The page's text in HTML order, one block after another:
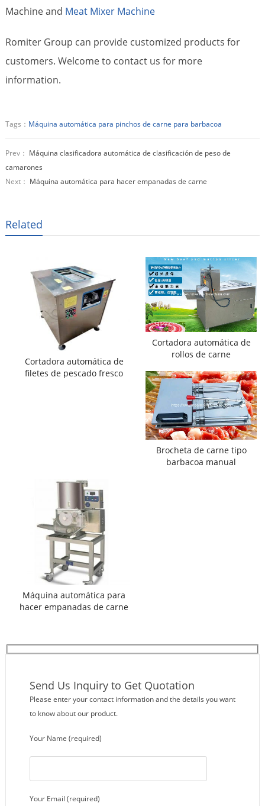
Machine and Meat Mixer Machine
Romiter Group can provide customized products for
customers. Welcome to contact us for more
information.
Tags： Máquina automática para pinchos de carne para barbacoa
Prev： Máquina clasificadora automática de clasificación de peso de
camarones
Next： Máquina automática para hacer empanadas de carne
Related
Cortadora automática de
filetes de pescado fresco
Cortadora automática de
rollos de carne
Brocheta de carne tipo
barbacoa manual
Máquina automática para
hacer empanadas de carne
Send Us Inquiry to Get Quotation
Please enter your contact information and the details you want
to know about our product.
Your Name (required)
Your Email (required)